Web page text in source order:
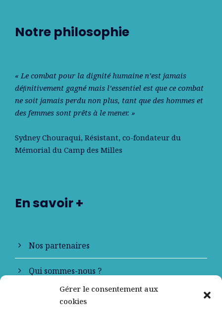
Gérer le consentement aux
cookies
Notre philosophie
« Le combat pour la dignité humaine n’est jamais
déﬁnitivement gagné mais l’essentiel est que ce combat
ne soit jamais perdu non plus, tant que des hommes et
des femmes sont prêts à le mener. »
Sydney Chouraqui, Résistant, co-fondateur du
Mémorial du Camp des Milles
En savoir +
Nos partenaires
Qui sommes-nous ?
Contactez-nous